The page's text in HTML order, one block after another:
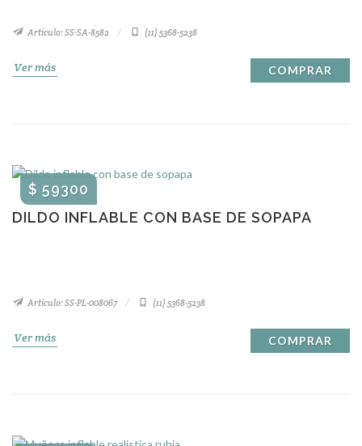
Artículo: SS-SA-8582 (11) 5368-5238
Ver más COMPRAR
DILDO INFLABLE CON BASE DE SOPAPA
$ 59300
Artículo: SS-PL-008067 (11) 5368-5238
Ver más COMPRAR